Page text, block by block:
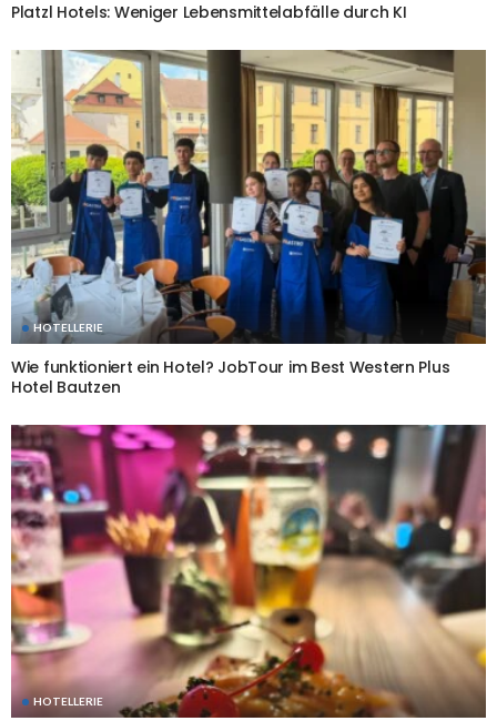
Platzl Hotels: Weniger Lebensmittelabfälle durch KI
HOTELLERIE
Wie funktioniert ein Hotel? JobTour im Best Western Plus
Hotel Bautzen
HOTELLERIE